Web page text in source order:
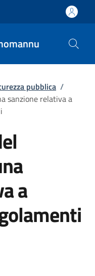
pubblica /
sanzione relativa a
a